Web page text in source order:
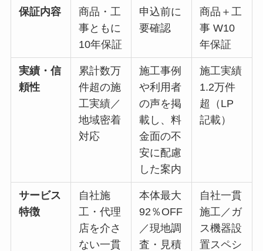
保証内容
商品・工
事ともに
10年保証
申込前に
要確認
商品＋工
事 W10
年保証
実績・信
頼性
累計数万
件超の施
工実績／
地域密着
対応
施工事例
や利用者
の声を掲
載し、料
金面の不
安に配慮
した案内
施工実績
1.2万件
超（LP
記載）
サービス
特徴
自社施
工・代理
店を介さ
ない一貫
本体最大
92％OFF
／現地調
査・見積
自社一貫
施工／ガ
ス機器設
置スペシ